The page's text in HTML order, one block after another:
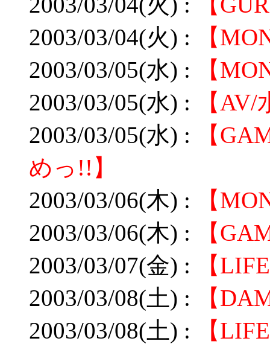
2003/03/04(火) :
【
2003/03/05(水) :
【
2003/03/05(水) :
【
2003/03/05(水) :
【
めっ!!】
2003/03/06(木) :
【
2003/03/06(木) :
【
2003/03/07(金) :
【
2003/03/08(土) :
【
2003/03/08(土) :
【